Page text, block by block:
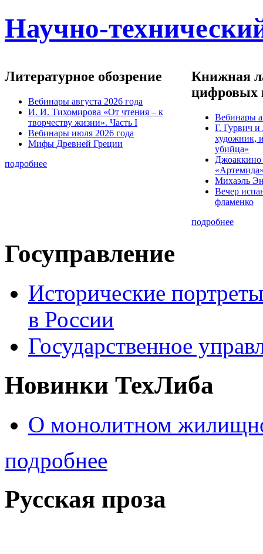
Научно-
Литературное обозрение
Вебинары августа 2026 года
И. И. Тихомирова «От чтения – к
творчеству жизни». Часть I
Вебинары июля 2026 года
Мифы Древней Греции
подробнее
Книжная
цифровых
Вебинары
Г. Гурвич
художник,
убийца»
Михаэль
Вечер
фламенко
подробнее
Госуправление
Исторические
в России
Государственное
Новинки ТехЛиба
О монолитном
подробнее
Русская проза